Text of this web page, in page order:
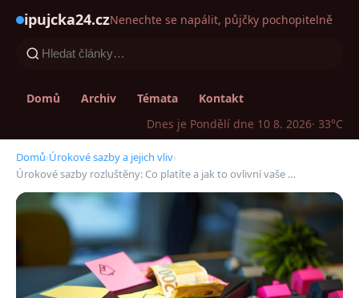
ipujcka24.czNenechte se napálit, půjčky pochopitelně
Domů Archiv Témata
Kontakt
Dnes je Pondělí dne 10 8. 2026· 33°C
Domů›Úrokové sazby a jejich vliv›
Úrokové sazby rozluštěny: Co platíte a jak to ovlivní vaše …